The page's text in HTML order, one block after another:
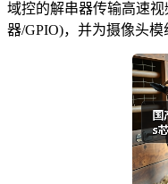
域控的解串器传输高速
器/GPIO)，并为摄像头模